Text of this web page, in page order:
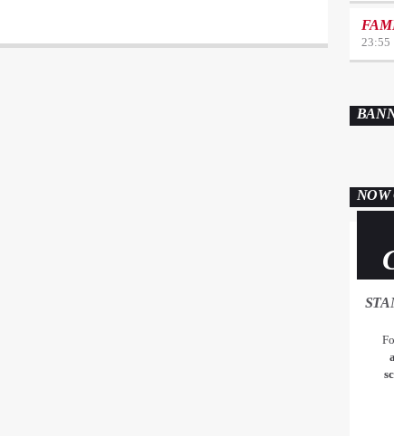
23:55
NOW
by
id